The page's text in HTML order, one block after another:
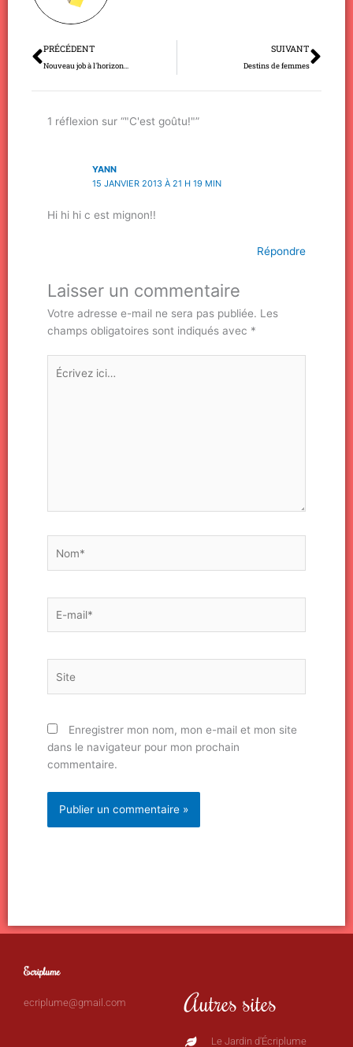
Précédent
PRÉCÉDENT
Nouveau job à l'horizon…
SUIVANT
Destins de femmes
1 réflexion sur “"C'est goûtu!"”
YANN
15 JANVIER 2013 À 21 H 19 MIN
Hi hi hi c est mignon!!
Répondre
Laisser un commentaire
Votre adresse e-mail ne sera pas publiée. Les
champs obligatoires sont indiqués avec *
Écrivez
ici…
mail*
Enregistrer mon nom, mon e-mail et mon site
dans le navigateur pour mon prochain
commentaire.
Ecriplume
ecriplume@gmail.com Autres sites
Le Jardin d'Écriplume